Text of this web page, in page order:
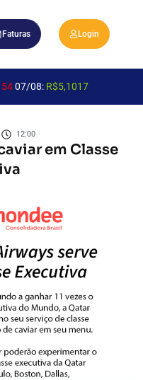
Faturas Login
07/08: R$5,1017
12:00
em Classe